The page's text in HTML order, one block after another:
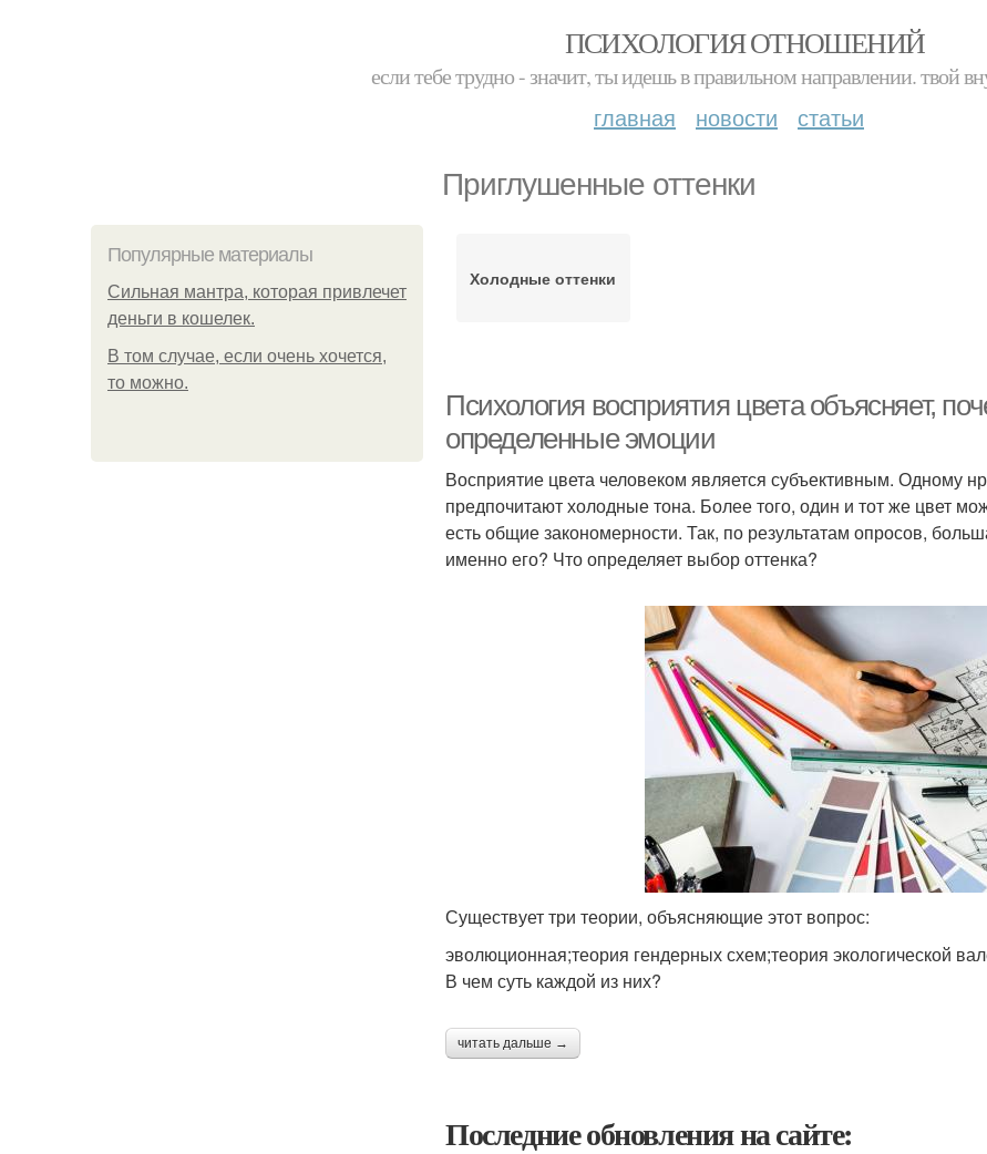
ПСИХОЛОГИЯ ОТНОШЕНИЙ
если тебе трудно - значит, ты идешь в правильном направлении. твой
главная новости статьи
Приглушенные оттенки
Популярные материалы
Сильная мантра, которая привлечет
деньги в кошелек.
В том случае, если очень хочется,
то можно.
Холодные оттенки
Психология восприятия цвета объясняет,
определенные эмоции
Восприятие цвета человеком является субъективным. Одному
предпочитают холодные тона. Более того, один и тот же цвет
есть общие закономерности. Так, по результатам опросов,
именно его? Что определяет выбор оттенка?
Существует три теории, объясняющие этот вопрос:
эволюционная;теория гендерных схем;теория экологической
В чем суть каждой из них?
читать дальше →
Последние обновления на сайте: